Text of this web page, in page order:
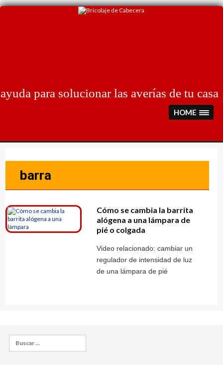
Skip
para solucionar las averías de tu casa
HOME
barra
Cómo se cambia la barrita
alógena a una lámpara de
pié o colgada
Video relacionado: cambiar un
regulador de intensidad de luz
de una lámpara de pié
Buscar: